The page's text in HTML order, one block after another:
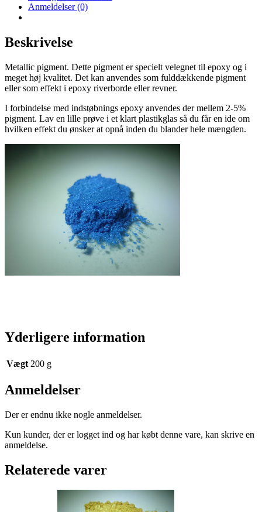
epoxy
resin
antal
Anmeldelser (0)
Beskrivelse
Metallic pigment. Dette pigment er specielt velegnet til epoxy og i
meget høj kvalitet. Det kan anvendes som fulddækkende pigment
eller som effekt i epoxy riverborde eller revner.
I forbindelse med indstøbnings epoxy anvendes der mellem 2-5%
pigment. Lav en lille prøve i et klart plastikglas så du får en ide om
hvilken effekt du ønsker at opnå inden du blander hele mængden.
Yderligere information
Vægt 200 g
Anmeldelser
Der er endnu ikke nogle anmeldelser.
Kun kunder, der er logget ind og har købt denne vare, kan skrive en
anmeldelse.
Relaterede varer